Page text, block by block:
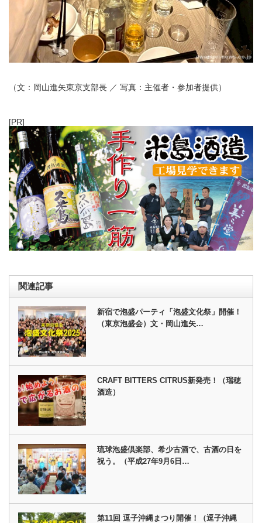
（文：岡山進矢東京支部長 ／ 写真：主催者・参加者提供）
[PR]
関連記事
新宿で泡盛パーティ「泡盛文化祭」開催！
（東京泡盛会）文・岡山進矢…
CRAFT BITTERS CITRUS新発売！（瑞穂
酒造）
琉球泡盛倶楽部、希少古酒で、古酒の日を
祝う。（平成27年9月6日…
第11回 逗子沖縄まつり開催！（逗子沖縄